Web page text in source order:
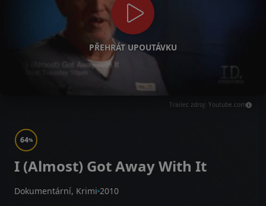
PŘEHRÁT UPOUTÁVKU
Trailer, zdroj: Youtube.com
64%
I (Almost) Got Away With It
Dokumentární, Krimi 2010